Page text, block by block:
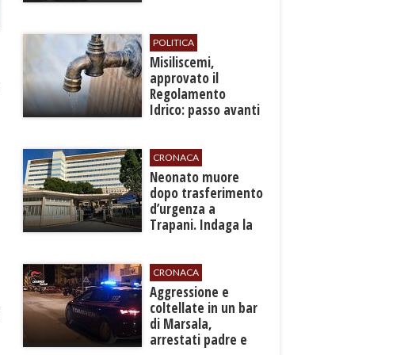
POLITICA
Misiliscemi,
approvato il
Regolamento
Idrico: passo avanti
servizio
CRONACA
​Neonato muore
dopo trasferimento
d’urgenza a
Trapani. Indaga la
CRONACA
​Aggressione e
coltellate in un bar
di Marsala,
arrestati padre e